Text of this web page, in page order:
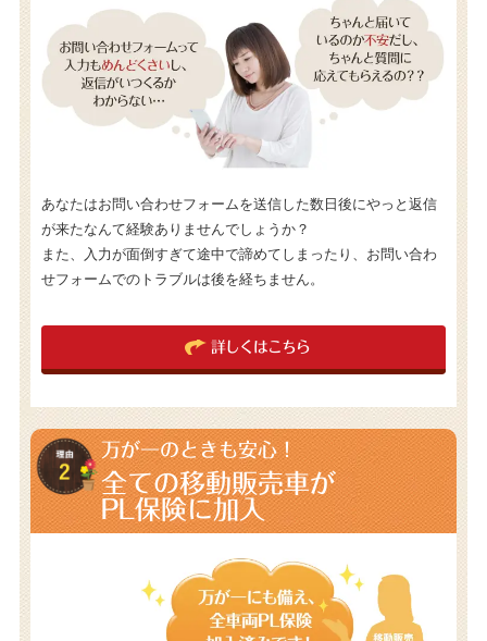
あなたはお問い合わせフォームを送信した数日後にやっと返信
が来たなんて経験ありませんでしょうか？
また、入力が面倒すぎて途中で諦めてしまったり、お問い合わ
せフォームでのトラブルは後を経ちません。
詳しくはこちら
万が一のときも安心！
全ての移動販売車が
PL保険に加入